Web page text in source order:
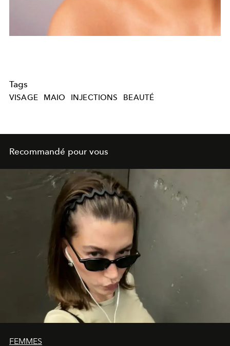
Tags
VISAGE MAIO INJECTIONS BEAUTÉ
Recommandé pour vous
FEMMES